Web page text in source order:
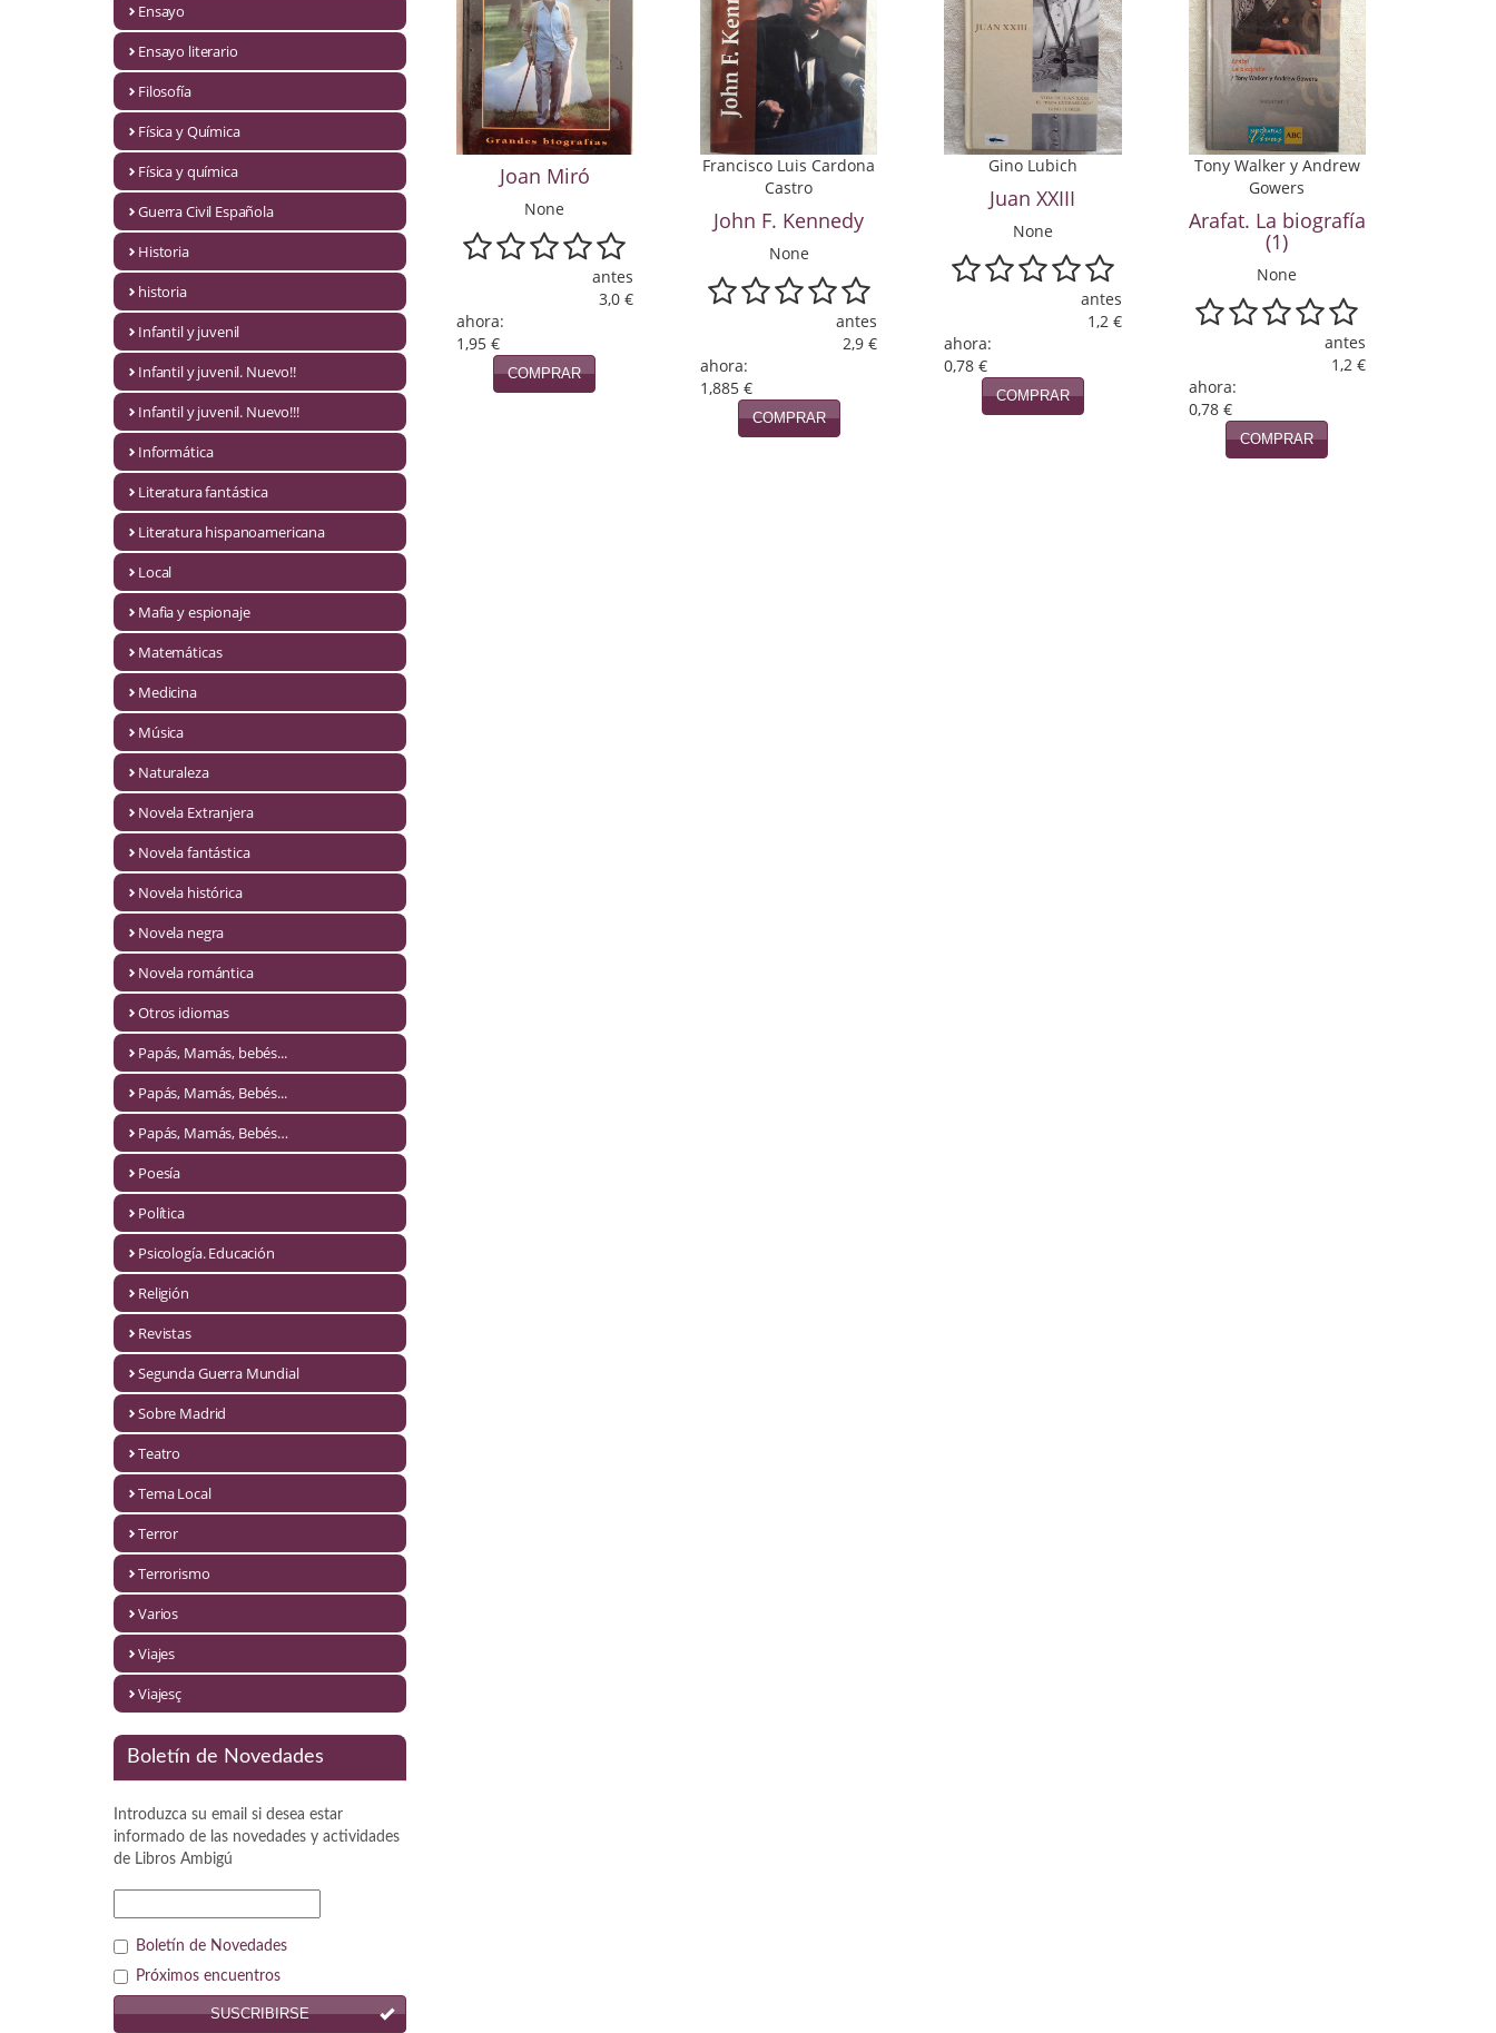
Ensayo literario
Guerra Civil Española
Infantil y juvenil
Infantil y juvenil. Nuevo!!
Infantil y juvenil. Nuevo!!!
Literatura fantástica
Literatura hispanoamericana
Mafia y espionaje
Novela Extranjera
Novela fantástica
Novela romántica
Otros idiomas
Papás, Mamás, bebés...
Papás, Mamás, Bebés...
Papás, Mamás, Bebés…
Psicología. Educación
Segunda Guerra Mundial
Ensayo
Ensayo literario
Filosofía
Física y Química
Física y química
Guerra Civil Española
Historia
historia
Infantil y juvenil
Infantil y juvenil. Nuevo!!
Infantil y juvenil. Nuevo!!!
Informática
Literatura fantástica
Literatura hispanoamericana
Local
Mafia y espionaje
Matemáticas
Medicina
Música
Naturaleza
Novela Extranjera
Novela fantástica
Novela histórica
Novela negra
Novela romántica
Otros idiomas
Papás, Mamás, bebés...
Papás, Mamás, Bebés...
Papás, Mamás, Bebés…
Poesía
Política
Psicología. Educación
Religión
Revistas
Segunda Guerra Mundial
Sobre Madrid
Teatro
Tema Local
Terror
Terrorismo
Varios
Viajes
Viajesç
Boletín de Novedades
Introduzca su email si desea estar
informado de las novedades y actividades
de Libros Ambigú
Boletín de Novedades
Próximos encuentros
SUSCRIBIRSE
Joan Miró
None
antes
3,0 €
ahora:
1,95 €
COMPRAR
Francisco Luis Cardona
Castro
John F. Kennedy
None
antes
2,9 €
ahora:
1,885 €
COMPRAR
Gino Lubich
Juan XXIII
None
antes
1,2 €
ahora:
0,78 €
COMPRAR
Tony Walker y Andrew
Gowers
Arafat. La biografía
(1)
None
antes
1,2 €
ahora:
0,78 €
COMPRAR